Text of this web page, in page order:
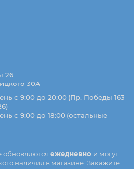
26
30А
с 9:00 до 20:00 (Пр. Победы 163
с 9:00 до 18:00 (остальные
обновляются ежедневно и могут
наличия в магазине. Закажите